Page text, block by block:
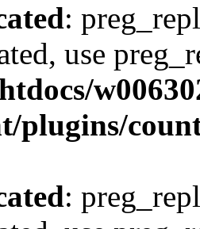
:
use
plugins/
: